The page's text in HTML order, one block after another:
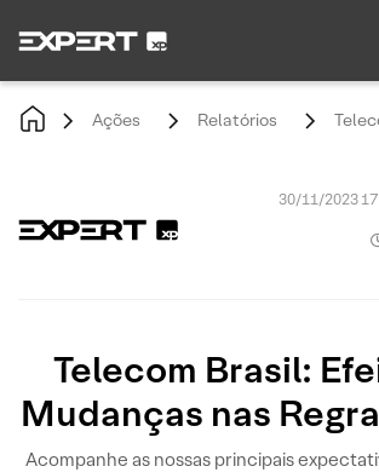
Ações Relatórios
30/11/2023
Telecom Brasil:
Mudanças nas
Acompanhe as nossas principais